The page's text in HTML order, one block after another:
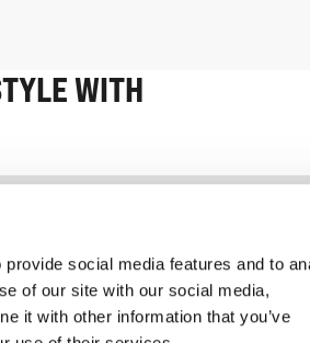
social media features and to
of our site with our social media,
it with other information that you’ve
WITH